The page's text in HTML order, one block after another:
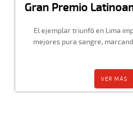
Gran Premio
El ejemplar triunfó en Lima
mejores pura sangre,
VER MÁS